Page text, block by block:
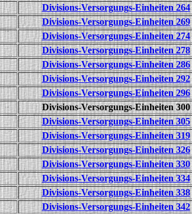
Divisions-Versorgungs-Einheiten 264
Divisions-Versorgungs-Einheiten 269
Divisions-Versorgungs-Einheiten 274
Divisions-Versorgungs-Einheiten 278
Divisions-Versorgungs-Einheiten 286
Divisions-Versorgungs-Einheiten 292
Divisions-Versorgungs-Einheiten 296
Divisions-Versorgungs-Einheiten 300
Divisions-Versorgungs-Einheiten 305
Divisions-Versorgungs-Einheiten 319
Divisions-Versorgungs-Einheiten 326
Divisions-Versorgungs-Einheiten 330
Divisions-Versorgungs-Einheiten 334
Divisions-Versorgungs-Einheiten 338
Divisions-Versorgungs-Einheiten 342